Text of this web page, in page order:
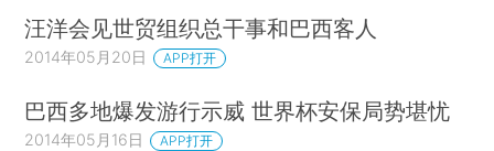
汪洋会见世贸组织总干事和巴西客人
2014年05月20日 APP打开
巴西多地爆发游行示威 世界杯安保局势堪忧
2014年05月16日 APP打开